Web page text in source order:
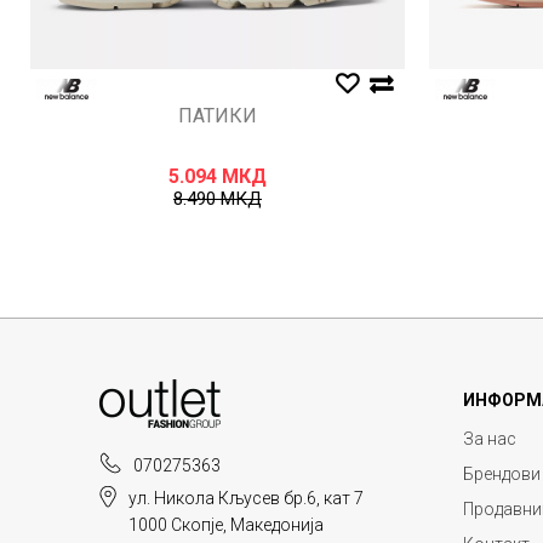
ПАТИКИ
5.094 МКД
8.490МКД
070275363
ул. Никола Кљусев бр.6, кат 7
1000 Скопје, Македонија
За нас
Брендови